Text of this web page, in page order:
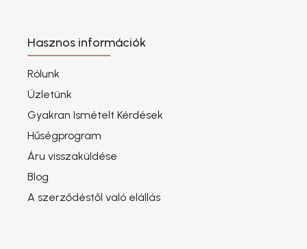
Hasznos információk
Rólunk
Üzletünk
Gyakran Ismételt Kérdések
Hűségprogram
Áru visszaküldése
Blog
A szerződéstől való elállás